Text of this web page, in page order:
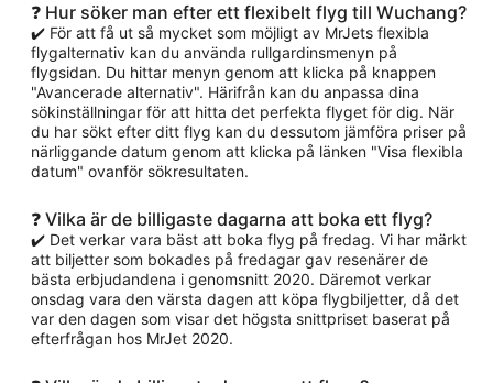
❓ Hur söker man efter ett flexibelt flyg till Wuchang?
✔️ För att få ut så mycket som möjligt av MrJets flexibla
flygalternativ kan du använda rullgardinsmenyn på
flygsidan. Du hittar menyn genom att klicka på knappen
"Avancerade alternativ". Härifrån kan du anpassa dina
sökinställningar för att hitta det perfekta flyget för dig. När
du har sökt efter ditt flyg kan du dessutom jämföra priser på
närliggande datum genom att klicka på länken "Visa flexibla
datum" ovanför sökresultaten.
❓ Vilka är de billigaste dagarna att boka ett flyg?
✔️ Det verkar vara bäst att boka flyg på fredag. Vi har märkt
att biljetter som bokades på fredagar gav resenärer de
bästa erbjudandena i genomsnitt 2020. Däremot verkar
onsdag vara den värsta dagen att köpa flygbiljetter, då det
var den dagen som visar det högsta snittpriset baserat på
efterfrågan hos MrJet 2020.